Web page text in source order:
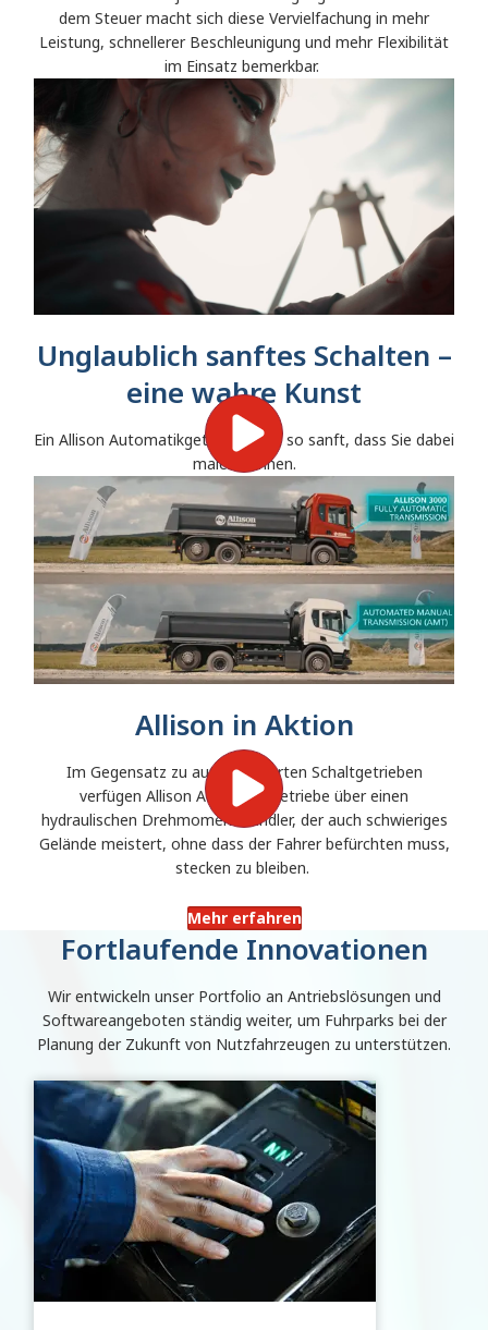
dem Steuer macht sich diese Vervielfachung in mehr
Leistung, schnellerer Beschleunigung und mehr Flexibilität
im Einsatz bemerkbar.
Unglaublich sanftes Schalten –
eine wahre Kunst
Ein Allison Automatikgetriebe fährt so sanft, dass Sie dabei
malen können.
Allison in Aktion
Im Gegensatz zu automatisierten Schaltgetrieben
verfügen Allison Automatikgetriebe über einen
hydraulischen Drehmomentwandler, der auch schwieriges
Gelände meistert, ohne dass der Fahrer befürchten muss,
stecken zu bleiben.
Mehr erfahren
Fortlaufende Innovationen
Wir entwickeln unser Portfolio an Antriebslösungen und
Softwareangeboten ständig weiter, um Fuhrparks bei der
Planung der Zukunft von Nutzfahrzeugen zu unterstützen.